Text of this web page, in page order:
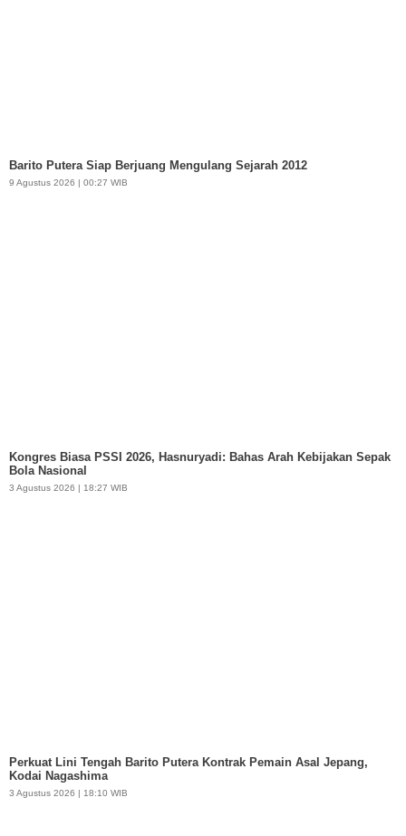
Barito Putera Siap Berjuang Mengulang Sejarah 2012
9 Agustus 2026 | 00:27 WIB
Kongres Biasa PSSI 2026, Hasnuryadi: Bahas Arah Kebijakan Sepak
Bola Nasional
3 Agustus 2026 | 18:27 WIB
Perkuat Lini Tengah Barito Putera Kontrak Pemain Asal Jepang,
Kodai Nagashima
3 Agustus 2026 | 18:10 WIB